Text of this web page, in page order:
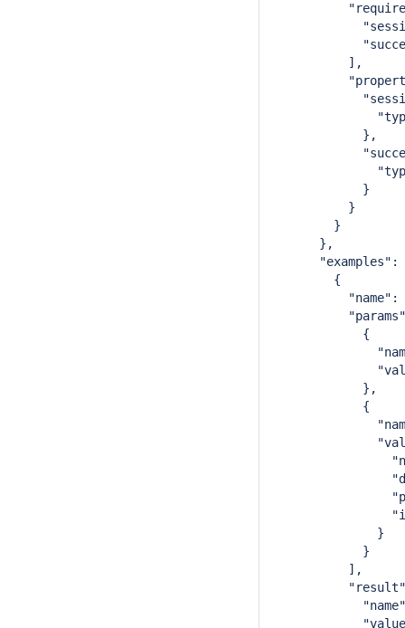
],
"type":
},
"type":
}
}
}
},
"examples":
{
"name":
{
"name":
"value":
},
{
"name":
}
}
],
"name":